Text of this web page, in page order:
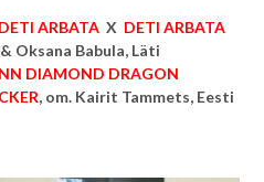
ARBATA X DETI ARBATA
Oksana Babula, Läti
DIAMOND DRAGON
, om. Kairit Tammets, Eesti